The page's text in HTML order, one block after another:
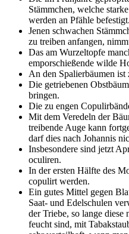
Stämmchen, welche
werden an Pfähle befestigt.
Jenen schwachen
zu treiben anfangen,
Das am Wurzeltopfe
emporschießende wilde
An den Spalierbäumen ist
Die getriebenen
bringen.
Die zu engen
Mit dem Veredeln der
treibende Auge kann
darf dies nach Johannis
Insbesondere sind jetzt
oculiren.
In der ersten Hälfte des
copulirt werden.
Ein gutes Mittel gegen
Saat- und Edelschulen
der Triebe, so lange diese
feucht sind, mit